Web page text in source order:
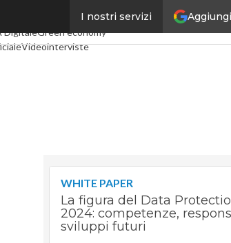
I nostri servizi
Industria 4.0
DigitaleGreen economy
Videointerviste
WHITE PAPER
La figura del Data
2024: competenze,
sviluppi futuri